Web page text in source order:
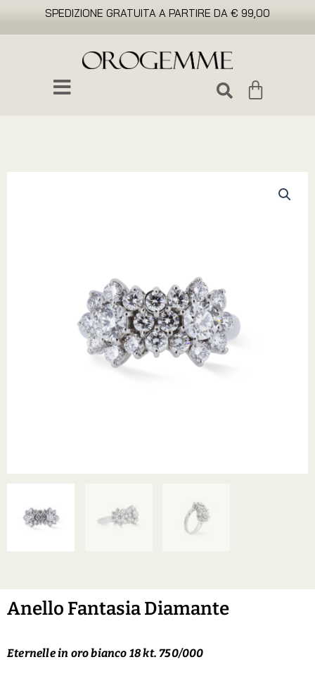
SPEDIZIONE GRATUITA A PARTIRE DA € 99,00
Anello Fantasia Diamante
Eternelle in oro bianco 18 kt. 750/000